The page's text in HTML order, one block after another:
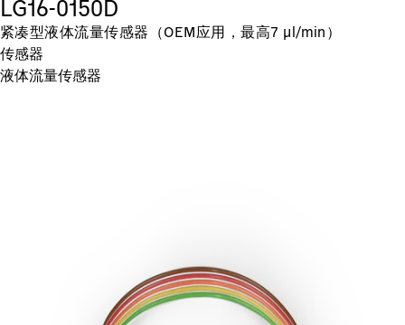
LG16-0150D
紧凑型液体流量传感器（OEM应用，最高7 µl/min）
传感器
液体流量传感器